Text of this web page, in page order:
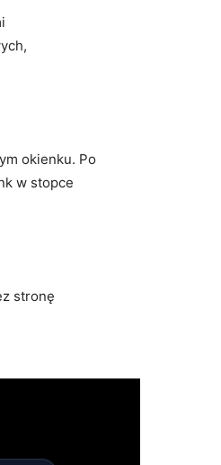
okienku. Po
w stopce
stronę